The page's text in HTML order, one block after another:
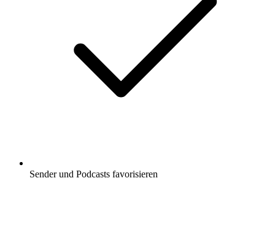
Sender und Podcasts favorisieren